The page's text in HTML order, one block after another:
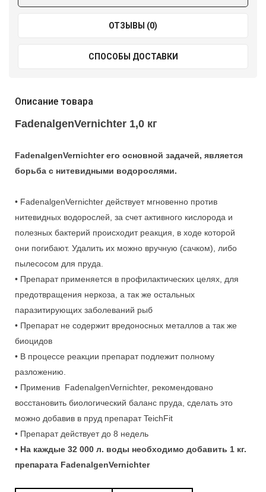
ОТЗЫВЫ (0)
СПОСОБЫ ДОСТАВКИ
Описание товара
FadenalgenVernichter 1,0 кг
FadenalgenVernichter его основной задачей, является
борьба с нитевидными водорослями.
• FadenalgenVernichter действует мгновенно против
нитевидных водорослей, за счет активного кислорода и
полезных бактерий происходит реакция, в ходе которой
они погибают. Удалить их можно вручную (сачком), либо
пылесосом для пруда.
• Препарат применяется в профилактических целях, для
предотвращения неркоза, а так же остальных
паразитирующих заболеваний рыб
• Препарат не содержит вредоносных металлов а так же
биоцидов
• В процессе реакции препарат подлежит полному
разложению.
• Применив FadenalgenVernichter, рекомендовано
восстановить биологический баланс пруда, сделать это
можно добавив в пруд препаратTeichFit
• Препарат действует до 8 недель
• На каждые 32 000 л. воды необходимо добавить 1 кг.
препарата FadenalgenVernichter